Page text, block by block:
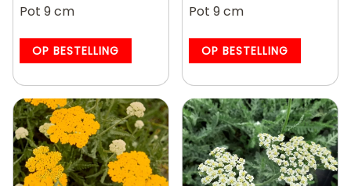
Pot 9 cm
OP BESTELLING
Pot 9 cm
OP BESTELLING